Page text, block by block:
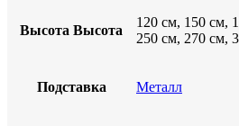
Высота Высота
120 см, 150 см,
250 см, 270 см,
Подставка Металл